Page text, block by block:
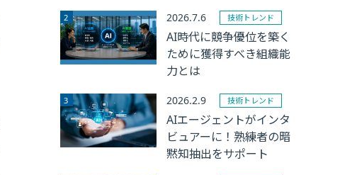
2026.7.6 技術トレンド
AI時代に競争優位を築く
ために獲得すべき組織能
力とは
2026.2.9 技術トレンド
AIエージェントがインタ
ビュアーに！熟練者の暗
黙知抽出をサポート